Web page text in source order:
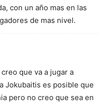
con un año mas en las
de mas nivel.
que va a jugar a
Jokubaitis es posible que
pero no creo que sea en